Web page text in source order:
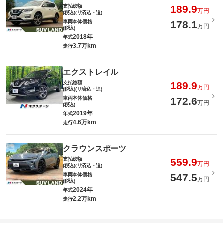
支払総額
(税込)(リ済込・追)
189.9万円
車両本体価格
(税込)
178.1万円
年式2018年
走行3.7万km
エクストレイル
支払総額
(税込)(リ済込・追)
189.9万円
車両本体価格
(税込)
172.6万円
年式2019年
走行4.6万km
クラウンスポーツ
支払総額
(税込)(リ済込・追)
559.9万円
車両本体価格
(税込)
547.5万円
年式2024年
走行2.2万km